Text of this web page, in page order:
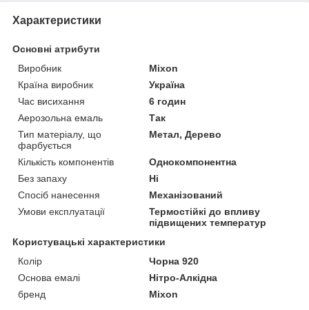
Характеристики
Основні атрибути
Виробник
Mixon
Країна виробник
Україна
Час висихання
6 годин
Аерозольна емаль
Так
Тип матеріалу, що
фарбується
Метал, Дерево
Кількість компонентів
Однокомпонентна
Без запаху
Ні
Спосіб нанесення
Механізований
Умови експлуатації
Термостійкі до впливу
підвищених температур
Користувацькі характеристики
Колір
Чорна 920
Основа емалі
Нітро-Алкідна
бренд
Mixon